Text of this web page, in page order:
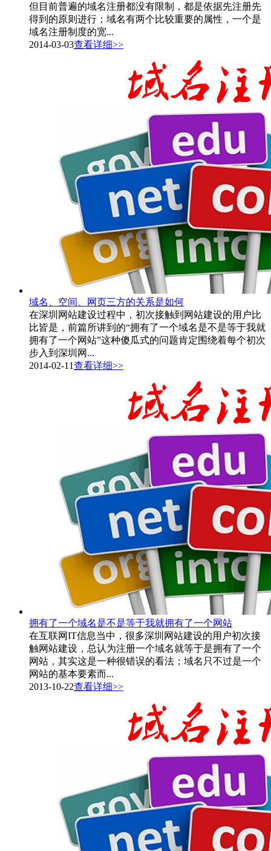
但目前普遍的域名注册都没有限制，都是依据先注册先
得到的原则进行；域名有两个比较重要的属性，一个是
域名注册制度的宽...
2014-03-03查看详细>>
域名、空间、网页三方的关系是如何
在深圳网站建设过程中，初次接触到网站建设的用户比
比皆是，前篇所讲到的“拥有了一个域名是不是等于我就
拥有了一个网站”这种傻瓜式的问题肯定围绕着每个初次
步入到深圳网...
2014-02-11查看详细>>
拥有了一个域名是不是等于我就拥有了一个网站
在互联网IT信息当中，很多深圳网站建设的用户初次接
触网站建设，总认为注册一个域名就等于是拥有了一个
网站，其实这是一种很错误的看法；域名只不过是一个
网站的基本要素而...
2013-10-22查看详细>>